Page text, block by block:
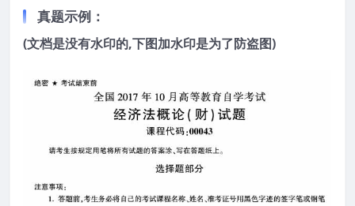
真题示例：
(文档是没有水印的,下图加水印是为了防盗图)